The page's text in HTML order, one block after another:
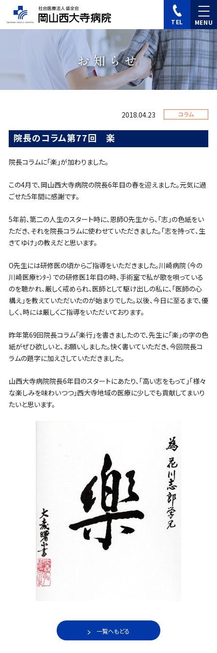
TEL
お知らせ
2018.04.23 コラム
院長のコラム第77回 楽
院長コラムに「楽」が加わりました。
この4月で、岡山西大寺病院の院長6年目の春を迎えました。元気に過
ごせた5年間に感謝です。
5年前、第二の人生のスタート時に、恩師O先生から、「志」の色紙をい
ただき、それを院長コラムに使わせていただきました。「志を持って、生
きてゆけ」の教えだと思います。
O先生には研修医の頃からご指導をいただきました。川崎病院（今の
川崎医療ｾﾝﾀｰ）での研修医1年目の時、手術室で私が歌を唄っている
のを聴かれ、厳しく戒められ、医師として駆け出しの私に、「医師の心
構え」を教えていただいたのが始まりでした。以後、今日に至るまで、優
しく、時には厳しくご指導をいただいております。
昨年第69回院長コラム「楽行」を書きましたので、先生に「楽」の字の色
紙がぜひ欲しいと、お願いしました。快く書いていただき、今回院長コ
ラムの題字に加えさしていただきました。
山西大寺病院院長6年目のスタートにあたり、「高い志をもって」「様々
な楽しみを味わいつつ」西大寺地域の医療に少しでも貢献してまいり
たいと思います。
一覧へもどる